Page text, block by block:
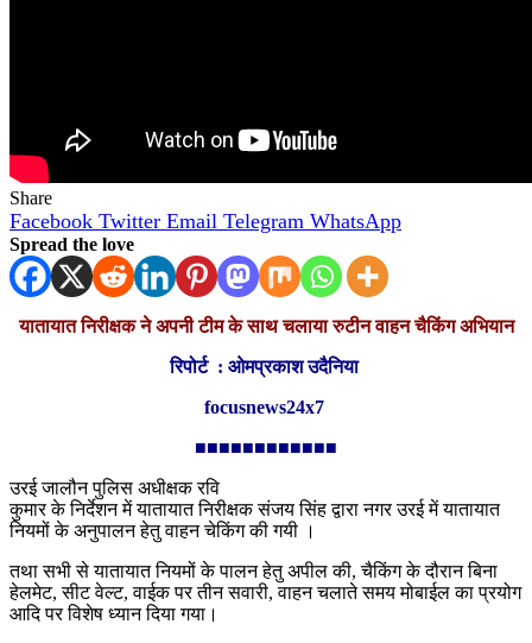
Share
Facebook Twitter Email Telegram WhatsApp
Spread the love
यातायात निरीक्षक ने अपनी टीम के साथ चलाया रुटीन वाहन चैकिंग अभियान
रिपोर्ट : ओमप्रकाश उदैनिया
focusnews24x7
■■■■■■■■■■■■
उरई जालौन पुलिस अधीक्षक रवि
कुमार के निर्देशन में यातायात निरीक्षक संजय सिंह द्वारा नगर उरई में यातायात
नियमों के अनुपालन हेतु वाहन चेकिंग की गयी ।
तथा सभी से यातायात नियमों के पालन हेतु अपील की, चैकिंग के दौरान बिना
हेलमेट, सीट वेल्ट, वाईक पर तीन सवारी, वाहन चलाते समय मोबाईल का प्रयोग
आदि पर विशेष ध्यान दिया गया।